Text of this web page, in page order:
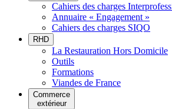
Cahiers des charges
Annuaire « Engagement »
Cahiers des charges SIQO
RHD
La Restauration Hors Domicile
Outils
Formations
Viandes de France
Commerce
extérieur